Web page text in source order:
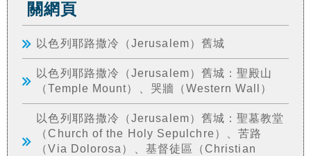
關網頁
以色列耶路撒冷（Jerusalem）舊城
以色列耶路撒冷（Jerusalem）舊城：聖殿山
（Temple Mount）、哭牆（Western Wall）
以色列耶路撒冷（Jerusalem）舊城：聖墓教堂
（Church of the Holy Sepulchre）、苦路
（Via Dolorosa）、基督徒區（Christian